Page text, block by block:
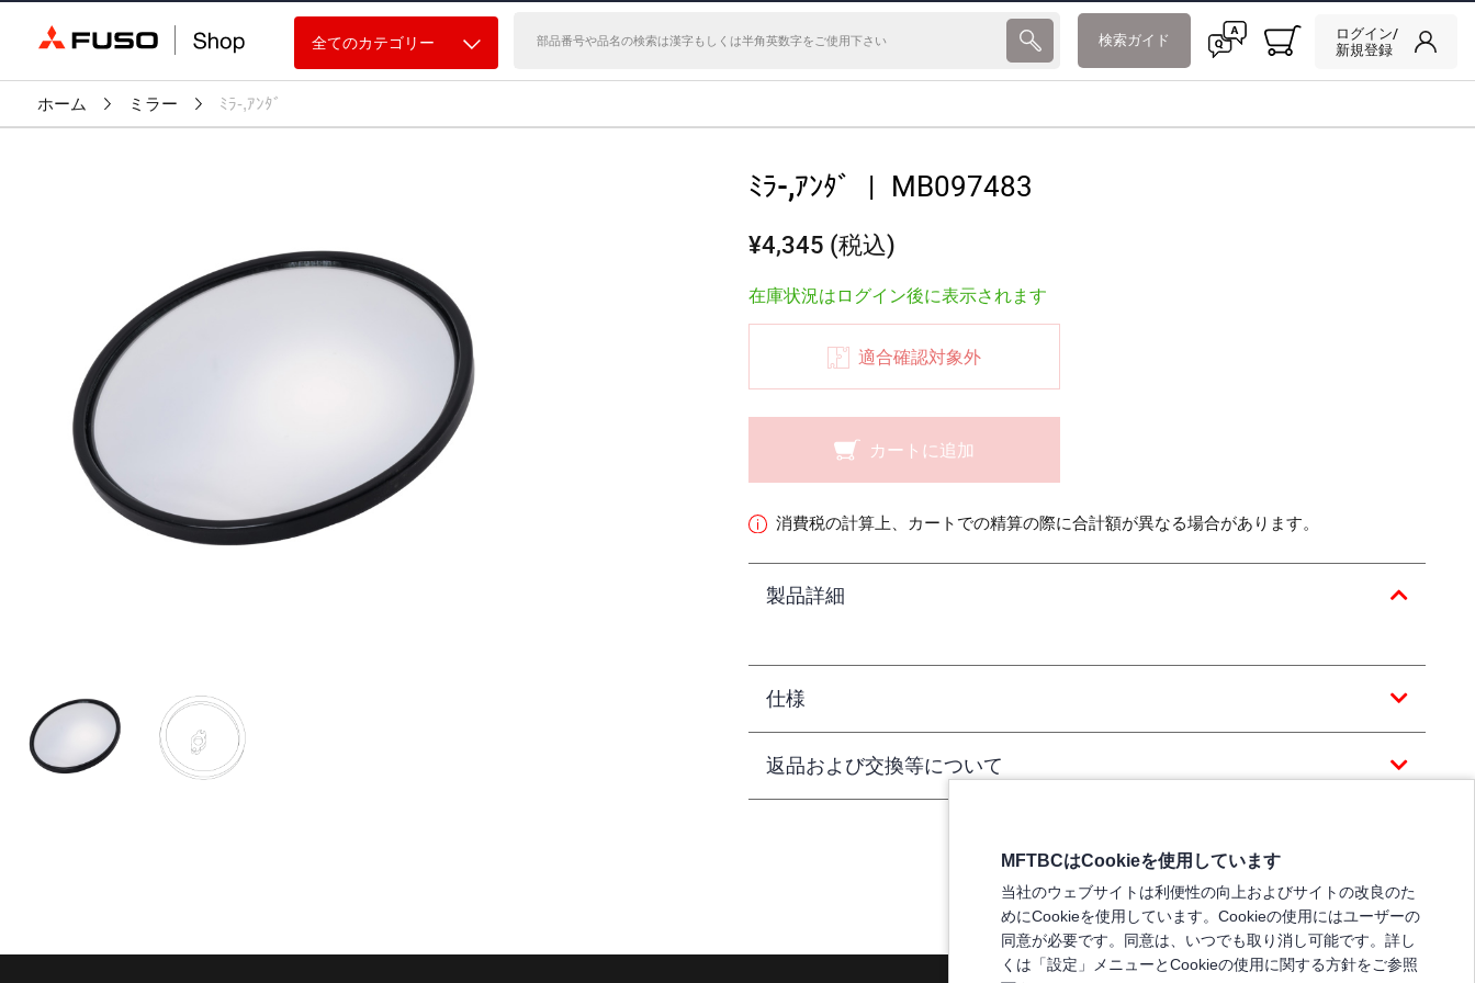
全てのカテゴリー 検索ガイド
ログイン/
新規登録
ホーム ミラー ﾐﾗ-,ｱﾝﾀﾞ
ﾐﾗ-,ｱﾝﾀﾞ | MB097483
¥4,345 (税込)
在庫状況はログイン後に表示されます
適合確認対象外
カートに追加
消費税の計算上、カートでの精算の際に合計額が異なる場合があります。
製品詳細
仕様
返品および交換等について
MFTBCはCookieを使用しています
当社のウェブサイトは利便性の向上およびサイトの改良のた
めにCookieを使用しています。Cookieの使用にはユーザーの
同意が必要です。同意は、いつでも取り消し可能です。詳し
くは「設定」メニューとCookieの使用に関する方針をご参照